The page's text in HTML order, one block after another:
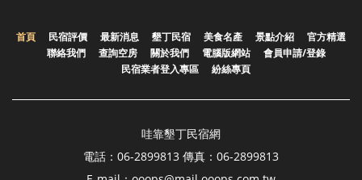
首頁 民宿評價 最新消息 墾丁民宿 美食名產 景點介紹
官方精選
聯絡我們
查詢空房 關於我們 電腦版網站
會員申請/登錄
民宿業者登入專區
紛絲專頁
哇靠墾丁民宿網
電話：06-2899813 傳真：06-2899813